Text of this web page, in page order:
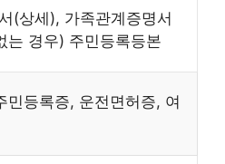
(상세), 가족관계증명서
는 경우) 주민등록등본
민등록증, 운전면허증, 여